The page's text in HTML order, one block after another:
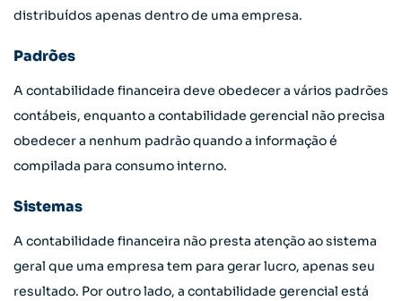
distribuídos apenas dentro de uma empresa.
Padrões
A contabilidade financeira deve obedecer a vários padrões
contábeis, enquanto a contabilidade gerencial não precisa
obedecer a nenhum padrão quando a informação é
compilada para consumo interno.
Sistemas
A contabilidade financeira não presta atenção ao sistema
geral que uma empresa tem para gerar lucro, apenas seu
resultado. Por outro lado, a contabilidade gerencial está